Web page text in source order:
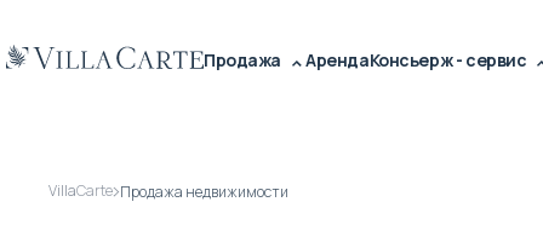
Продажа АрендаКонсьерж - сервис
VillaCarte Продажа недвижимости